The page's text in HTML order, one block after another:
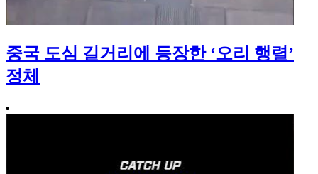
중국 도심 길거리에 등장한 ‘오리 행렬’
정체